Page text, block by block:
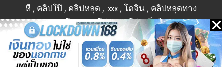
หี , คลิปโป๊ , คลิปหลุด , xxx , โดจิน , คลิปหลุดทาง
บ้าน,คลิปโป้,คลิปโป๊,คลิปโป๊,เย็ดไทย,คลิป
หลุดไทย